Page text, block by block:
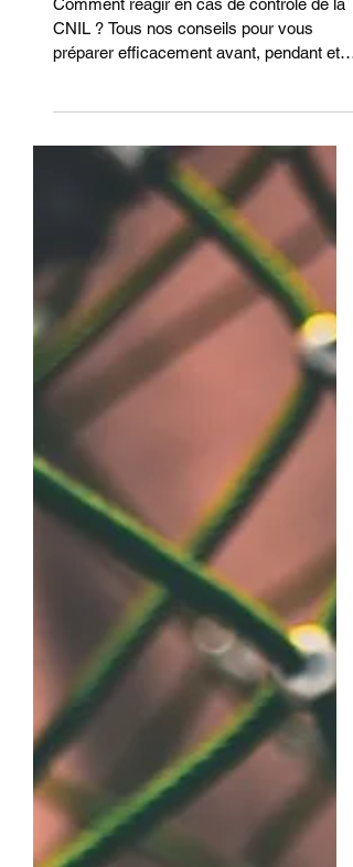
contrôle de la CNIL
Comment réagir en cas de contrôle de la